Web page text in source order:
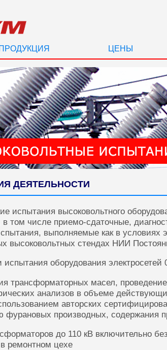
ПРОДУКЦИЯ ЦЕНЫ
ДЕЯТЕЛЬНОСТИ
испытания высоковольтного
том числе приемо-сдаточные,
выполняемые как в условиях
высоковольтных стендах НИИ
оборудования электросетей
трансформаторных масел,
анализов в объеме
авторских
фурановых производных, содержания
до 110 кВ включительно
ремонтном цехе